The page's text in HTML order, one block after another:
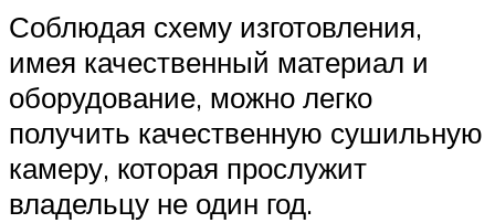
Соблюдая схему изготовления,
имея качественный материал и
оборудование, можно легко
получить качественную сушильную
камеру, которая прослужит
владельцу не один год.